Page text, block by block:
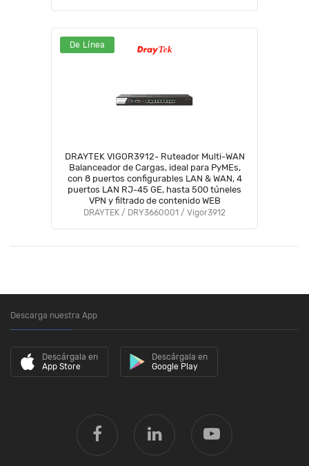
De Línea
DRAYTEK VIGOR3912- Ruteador Multi-WAN
Balanceador de Cargas, ideal para PyMEs,
con 8 puertos configurables LAN & WAN, 4
puertos LAN RJ-45 GE, hasta 500 túneles
VPN y filtrado de contenido WEB
DRAYTEK / DRY3660001 / Vigor3912
Descarga nuestra App
Descárgala en
App Store
Descárgala en
Google Play